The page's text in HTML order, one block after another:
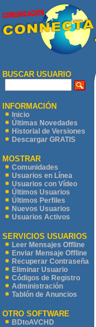
BUSCAR USUARIO
INFORMACIÓN
Inicio
Últimas Novedades
Historial de Versiones
Descargar GRATIS
MOSTRAR
Comunidades
Usuarios en Línea
Usuarios con Vídeo
Últimos Usuarios
Últimos Perfiles
Nuevos Usuarios
Usuarios Activos
SERVICIOS USUARIOS
Leer Mensajes Offline
Enviar Mensaje Offline
Recuperar Contraseña
Eliminar Usuario
Códigos de Registro
Administración
Tablón de Anuncios
OTRO SOFTWARE
BDtoAVCHD